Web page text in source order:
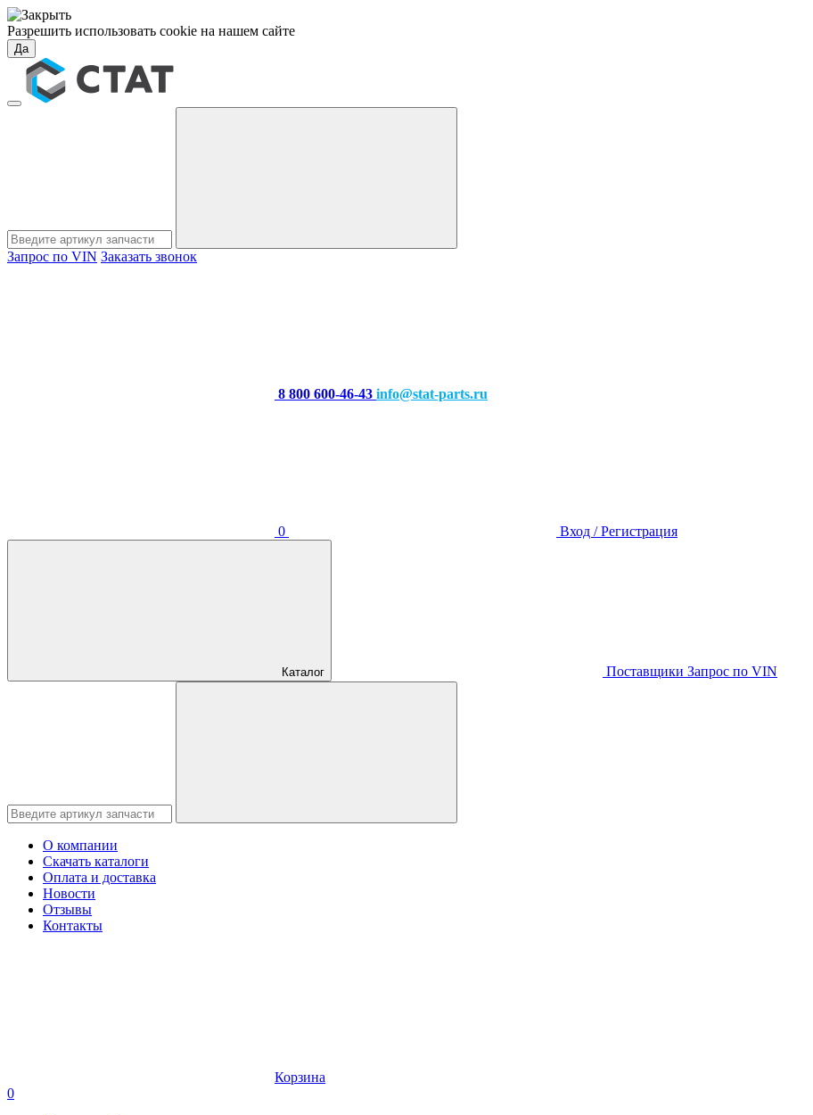
Разрешить использовать cookie на нашем сайте
Да
Запрос по VIN Заказать звонок
8 800 600-46-43 info@stat-parts.ru
0 Вход / Регистрация
Каталог Поставщики Запрос по VIN
О компании
Скачать каталоги
Оплата и доставка
Новости
Отзывы
Контакты
Корзина
0